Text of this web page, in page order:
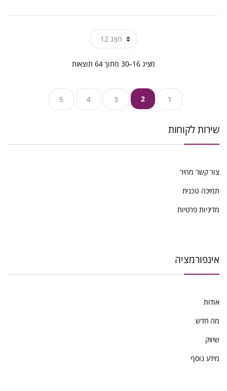
מציג 16–30 מתוך 64 תוצאות ממוין
הפריט
1
2
3
4
5
שירות לקוחות
צור קשר מהיר
תמיכה טכנית
מדיניות פרטיות
אינפורמציה
אודות
מה חדש
שיווק
מידע נוסף